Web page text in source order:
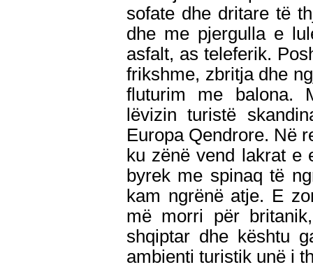
sofate dhe dritare të
dhe me pjergulla e
asfalt, as teleferik.
frikshme, zbritja dhe
fluturim me balona.
lëvizin turistë
Europa Qendrore. Në
ku zënë vend lakrat e
byrek me spinaq të
kam ngrënë atje. E
më morri për
shqiptar dhe kështu
ambienti turistik unë i